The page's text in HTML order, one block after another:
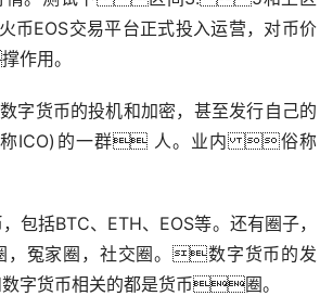
火币EOS交易平台正式投入运营，对币价
作用。
数字货币的投机和加密，甚至发行自己的
称ICO)的一群 人。业内 俗称
包括BTC、ETH、EOS等。还有圈子，
冤家圈，社交圈。数字货币的发
字货币相关的都是货币圈。